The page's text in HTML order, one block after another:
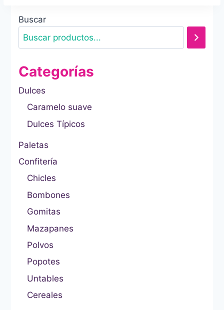
Buscar
Categorías
Dulces
Caramelo suave
Dulces Típicos
Paletas
Confitería
Chicles
Bombones
Gomitas
Mazapanes
Polvos
Popotes
Untables
Cereales